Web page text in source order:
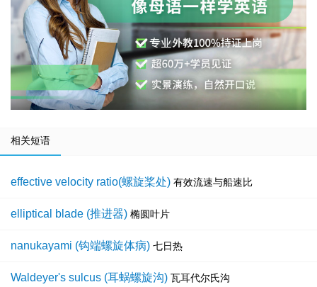
相关短语
effective velocity ratio(螺旋桨处) 有效流速与船速比
elliptical blade (推进器) 椭圆叶片
nanukayami (钩端螺旋体病) 七日热
Waldeyer's sulcus (耳蜗螺旋沟) 瓦耳代尔氏沟